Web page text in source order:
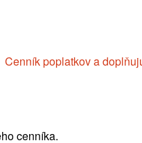
Cenník poplatkov a
cenníka.